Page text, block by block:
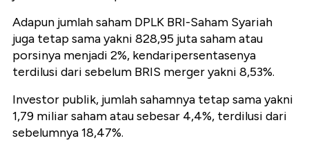
Adapun jumlah saham DPLK BRI-Saham Syariah
juga tetap sama yakni 828,95 juta saham atau
porsinya menjadi 2%, kendaripersentasenya
terdilusi dari sebelum BRIS merger yakni 8,53%.
Investor publik, jumlah sahamnya tetap sama yakni
1,79 miliar saham atau sebesar 4,4%, terdilusi dari
sebelumnya 18,47%.